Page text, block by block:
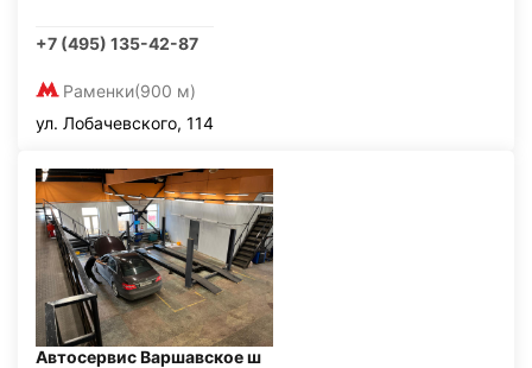
+7 (495) 135-42-87
Раменки(900 м)
ул. Лобачевского, 114
Автосервис Варшавское ш